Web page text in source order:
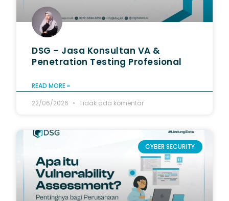
DSG – Jasa Konsultan VA &
Penetration Testing Profesional
READ MORE »
22/06/2026
Tidak ada komentar
CYBER SECURITY